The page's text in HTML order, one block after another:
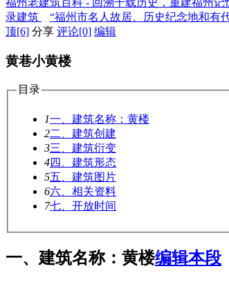
福州老建筑百科 - 回溯千载历史，重建福州记
录建筑
“福州市名人故居、历史纪念地和有
顶[6] 分享 评论[0] 编辑
黄巷小黄楼
目录
1一、建筑名称：黄楼
2二、建筑创建
3三、建筑衍变
4四、建筑形态
5五、建筑图片
6六、相关资料
7七、开放时间
一、建筑名称：黄楼编辑本段